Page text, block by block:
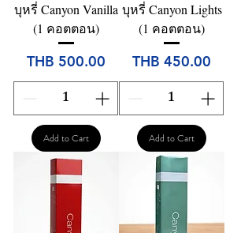
บุหรี่ Canyon Vanilla
(1 คอตตอน)
Price
THB 500.00
Add to Cart
บุหรี่ Canyon Lights
(1 คอตตอน)
Price
THB 450.00
Add to Cart